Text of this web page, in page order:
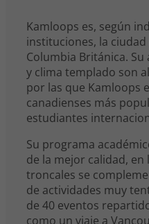
Kamloops es, según
instituciones, la
Columbia Británica.
y clima templado son
por las que Kamloops
canadienses más
estudiantes
Su programa
de la mejor calidad,
troncales se
de actividades muy
de 40 eventos
como un viaje a